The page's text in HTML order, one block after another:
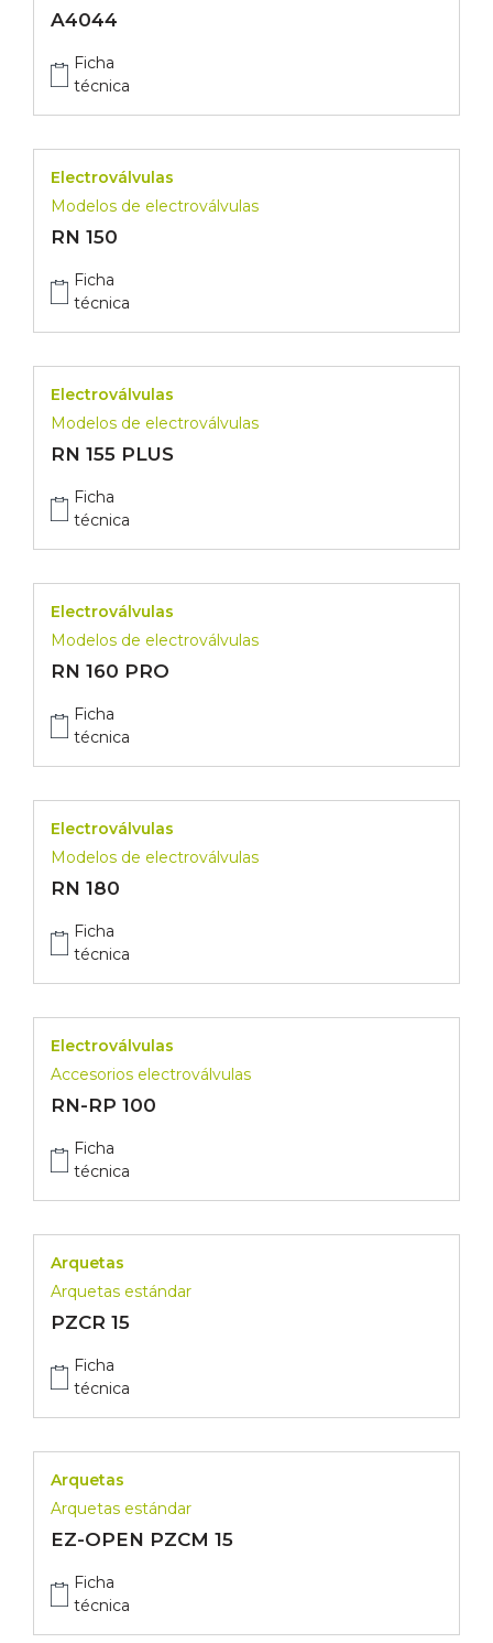
A4044
Ficha
técnica
Electroválvulas
Modelos de electroválvulas
RN 150
Ficha
técnica
Electroválvulas
Modelos de electroválvulas
RN 155 PLUS
Ficha
técnica
Electroválvulas
Modelos de electroválvulas
RN 160 PRO
Ficha
técnica
Electroválvulas
Modelos de electroválvulas
RN 180
Ficha
técnica
Electroválvulas
Accesorios electroválvulas
RN-RP 100
Ficha
técnica
Arquetas
Arquetas estándar
PZCR 15
Ficha
técnica
Arquetas
Arquetas estándar
EZ-OPEN PZCM 15
Ficha
técnica